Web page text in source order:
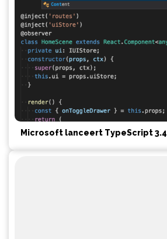
Microsoft lanceert TypeScript 3.4